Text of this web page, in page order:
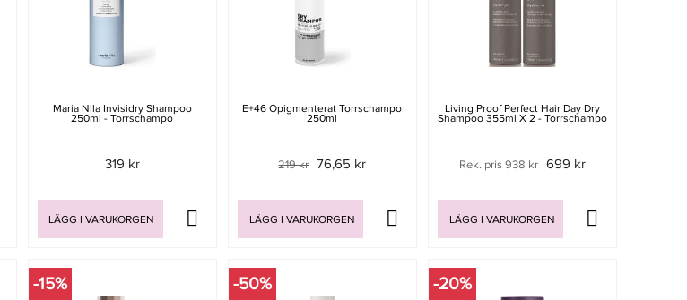
Maria Nila Invisidry Shampoo
250ml - Torrschampo
319 kr
LÄGG I VARUKORGEN
E+46 Opigmenterat Torrschampo
250ml
219 kr 76,65 kr
LÄGG I VARUKORGEN
Living Proof Perfect Hair Day Dry
Shampoo 355ml X 2 - Torrschampo
Rek. pris 938 kr 699 kr
LÄGG I VARUKORGEN
-15% -50% -20%